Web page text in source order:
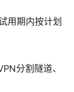
用期内按计划
分割隧道、